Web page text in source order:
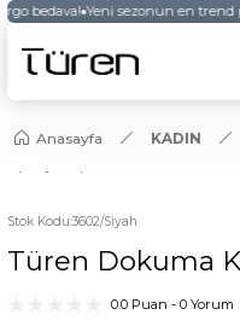
bedava! Yeni sezonun en trend
Anasayfa KADIN
Stok Kodu:3602/Siyah
Türen Dokuma
0.0 Puan - 0 Yorum